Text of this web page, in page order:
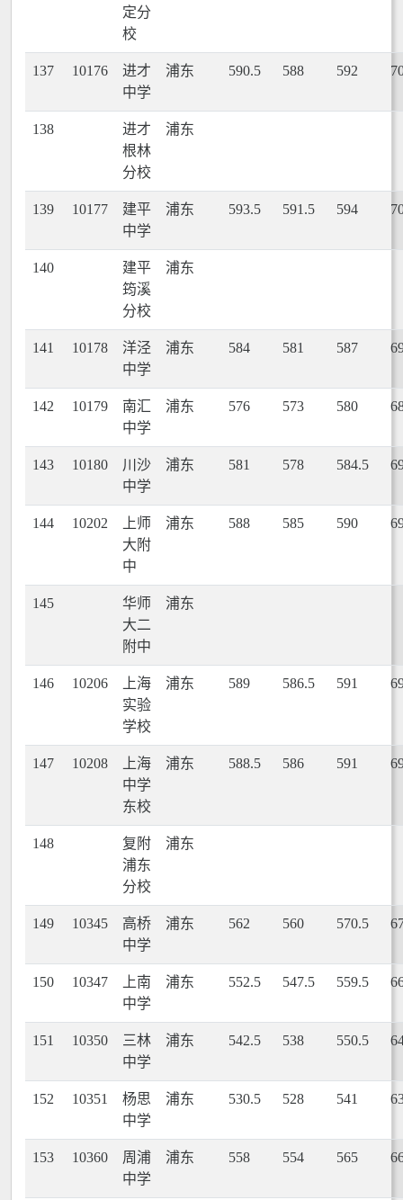
定分
校
137 10176
进才
中学
浦东 590.5 588 592
138
进才
根林
分校
浦东
139 10177
建平
中学
浦东 593.5 591.5 594
140
建平
筠溪
分校
浦东
141 10178
洋泾
中学
浦东 584 581 587
142 10179
南汇
中学
浦东 576 573 580
143 10180
川沙
中学
浦东 581 578 584.5
144 10202
上师
大附
中
浦东 588 585 590
145
华师
大二
附中
浦东
146 10206
上海
实验
学校
浦东 589 586.5 591
147 10208
上海
中学
东校
浦东 588.5 586 591
148
复附
浦东
分校
浦东
149 10345
高桥
中学
浦东 562 560 570.5
150 10347
上南
中学
浦东 552.5 547.5 559.5
151 10350
三林
中学
浦东 542.5 538 550.5
152 10351
杨思
中学
浦东 530.5 528 541
153 10360
周浦
中学
浦东 558 554 565